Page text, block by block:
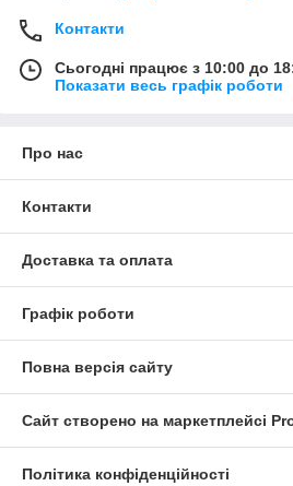
Контакти
Сьогодні працює з 10:00 до
Показати весь графік роботи
Про нас
Контакти
Доставка та оплата
Графік роботи
Повна версія сайту
Сайт створено на маркетплейсі
Політика конфіденційності